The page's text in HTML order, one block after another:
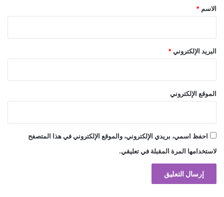
*
الاسم *
البريد الإلكتروني *
الموقع الإلكتروني
احفظ اسمي، بريدي الإلكتروني، والموقع الإلكتروني في هذا المتصفح
لاستخدامها المرة المقبلة في تعليقي.